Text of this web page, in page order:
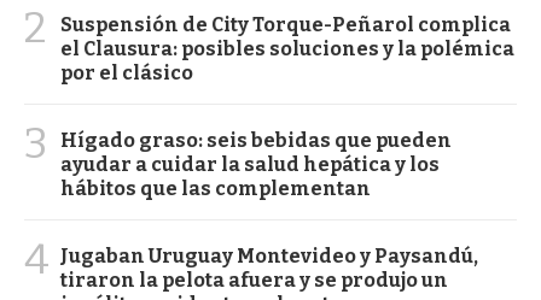
2
Suspensión de City Torque-Peñarol complica
el Clausura: posibles soluciones y la polémica
por el clásico
3
Hígado graso: seis bebidas que pueden
ayudar a cuidar la salud hepática y los
hábitos que las complementan
4 Jugaban Uruguay Montevideo y Paysandú,
tiraron la pelota afuera y se produjo un